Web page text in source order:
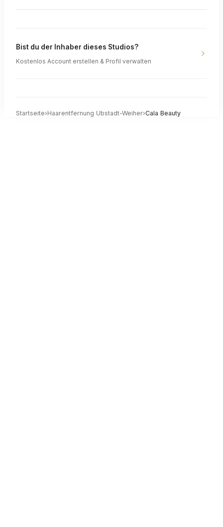
Bist du der Inhaber dieses Studios?
Kostenlos Account erstellen & Profil verwalten
Startseite›Haarentfernung Ubstadt-Weiher›Cala Beauty